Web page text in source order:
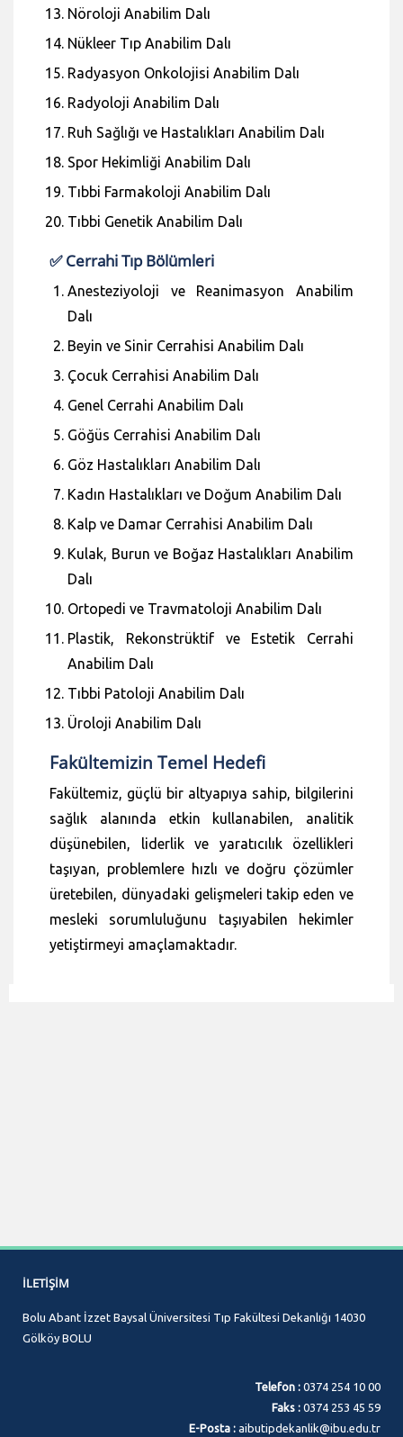
Nöroloji Anabilim Dalı
Nükleer Tıp Anabilim Dalı
Radyasyon Onkolojisi Anabilim Dalı
Radyoloji Anabilim Dalı
Ruh Sağlığı ve Hastalıkları Anabilim Dalı
Spor Hekimliği Anabilim Dalı
Tıbbi Farmakoloji Anabilim Dalı
Tıbbi Genetik Anabilim Dalı
✅ Cerrahi Tıp Bölümleri
Anesteziyoloji ve Reanimasyon Anabilim
Dalı
Beyin ve Sinir Cerrahisi Anabilim Dalı
Çocuk Cerrahisi Anabilim Dalı
Genel Cerrahi Anabilim Dalı
Göğüs Cerrahisi Anabilim Dalı
Göz Hastalıkları Anabilim Dalı
Kadın Hastalıkları ve Doğum Anabilim Dalı
Kalp ve Damar Cerrahisi Anabilim Dalı
Kulak, Burun ve Boğaz Hastalıkları Anabilim
Dalı
Ortopedi ve Travmatoloji Anabilim Dalı
Plastik, Rekonstrüktif ve Estetik Cerrahi
Anabilim Dalı
Tıbbi Patoloji Anabilim Dalı
Üroloji Anabilim Dalı
Fakültemizin Temel Hedefi
Fakültemiz, güçlü bir altyapıya sahip, bilgilerini
sağlık alanında etkin kullanabilen, analitik
düşünebilen, liderlik ve yaratıcılık özellikleri
taşıyan, problemlere hızlı ve doğru çözümler
üretebilen, dünyadaki gelişmeleri takip eden ve
mesleki sorumluluğunu taşıyabilen hekimler
yetiştirmeyi amaçlamaktadır.
İLETIŞIM
Bolu Abant İzzet Baysal Üniversitesi Tıp Fakültesi Dekanlığı 14030
Gölköy BOLU
Telefon : 0374 254 10 00
Faks : 0374 253 45 59
E-Posta : aibutipdekanlik@ibu.edu.tr